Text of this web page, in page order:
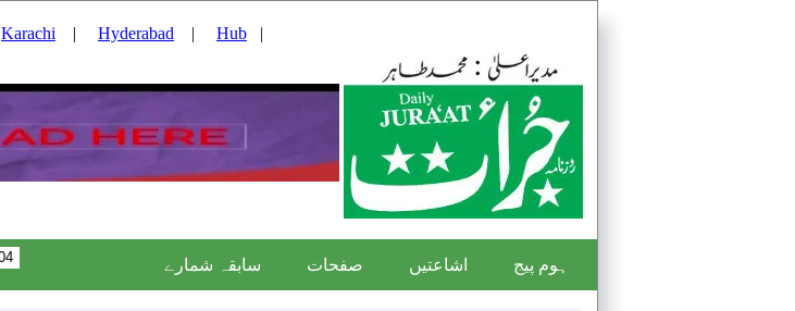
Karachi | Hyderabad | Hub |
ہوم پیج اشاعتیں صفحات سابقہ شمارے